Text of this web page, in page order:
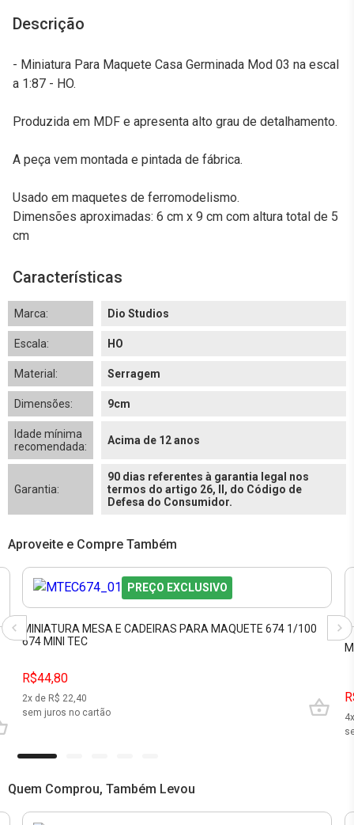
Descrição
- Miniatura Para Maquete Casa Germinada Mod 03 na escal
a 1:87 - HO.
Produzida em MDF e apresenta alto grau de detalhamento.
A peça vem montada e pintada de fábrica.
Usado em maquetes de ferromodelismo.
Dimensões aproximadas: 6 cm x 9 cm com altura total de 5
cm
Características
Marca: Dio Studios
Escala: HO
Material: Serragem
Dimensões: 9cm
Idade mínima
recomendada:
Acima de 12 anos
Garantia:
90 dias referentes à garantia legal nos
termos do artigo 26, II, do Código de
Defesa do Consumidor.
Aproveite e Compre Também
PREÇO EXCLUSIVO
MINIATURA MESA E CADEIRAS PARA MAQUETE 674 1/100
674 MINI TEC
R$44,80
2x de R$ 22,40
sem juros no cartão
4
Quem Comprou, Também Levou